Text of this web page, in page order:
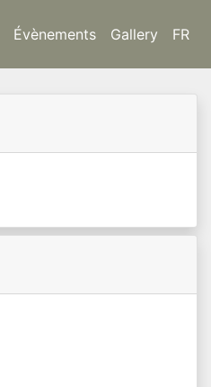
Évènements Gallery FR